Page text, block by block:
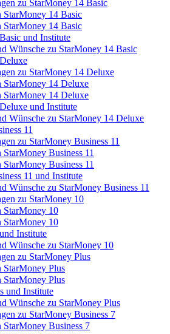
zu StarMoney 14 Basic
14 Basic
14 Basic
und Institute
Wünsche zu StarMoney 14 Basic
zu StarMoney 14 Deluxe
14 Deluxe
14 Deluxe
und Institute
Wünsche zu StarMoney 14 Deluxe
11
zu StarMoney Business 11
Business 11
Business 11
11 und Institute
Wünsche zu StarMoney Business 11
zu StarMoney 10
10
10
Institute
Wünsche zu StarMoney 10
zu StarMoney Plus
Plus
Plus
und Institute
Wünsche zu StarMoney Plus
zu StarMoney Business 7
Business 7